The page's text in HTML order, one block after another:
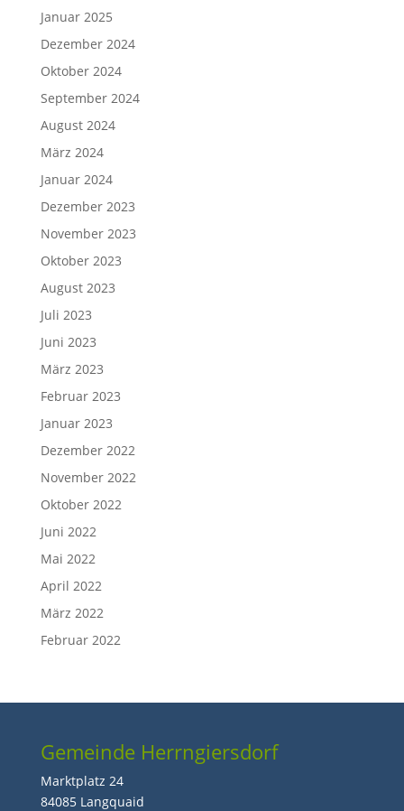
Januar 2025
Dezember 2024
Oktober 2024
September 2024
August 2024
März 2024
Januar 2024
Dezember 2023
November 2023
Oktober 2023
August 2023
Juli 2023
Juni 2023
März 2023
Februar 2023
Januar 2023
Dezember 2022
November 2022
Oktober 2022
Juni 2022
Mai 2022
April 2022
März 2022
Februar 2022
Gemeinde Herrngiersdorf
Marktplatz 24
84085 Langquaid